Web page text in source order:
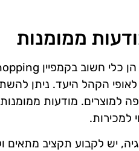
ממומנות
הקהל היעד. ניתן
למוצרים. מודעות
למכירות.
יש לקבוע תקציב מתאים